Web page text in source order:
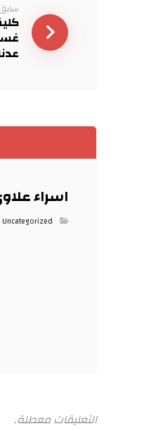
سابق
اسراء
Uncategorized
التعليقات معطلة.